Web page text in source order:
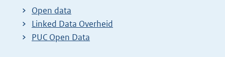
t
e
r
Open data
Linked Data Overheid
PUC Open Data